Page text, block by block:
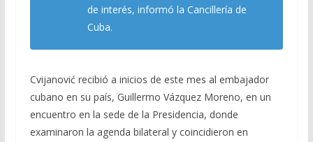
de interés, informó la Cancillería de
Cuba.
Cvijanović recibió a inicios de este mes al embajador
cubano en su país, Guillermo Vázquez Moreno, en un
encuentro en la sede de la Presidencia, donde
examinaron la agenda bilateral y coincidieron en